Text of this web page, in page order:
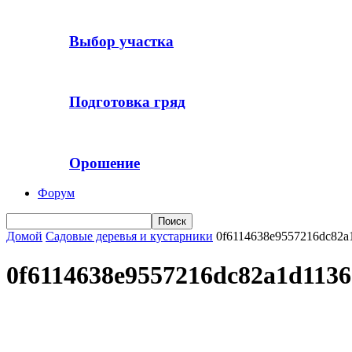
Выбор участка
Подготовка гряд
Орошение
Форум
Домой Садовые деревья и кустарники